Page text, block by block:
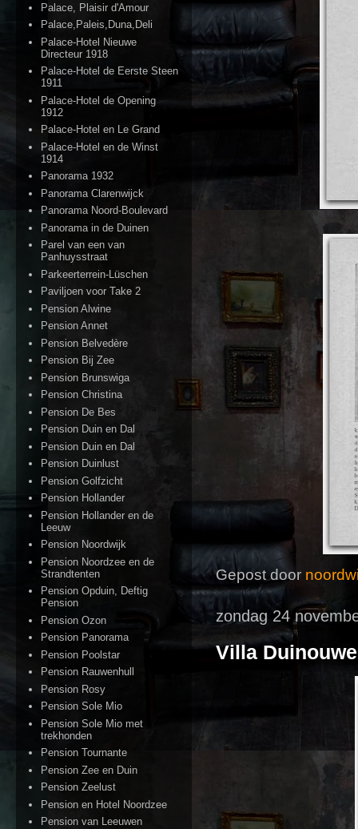
Gepost door
zondag 24
Villa
Palace, Plaisir d'Amour
Palace,Paleis,Duna,Deli
Palace-Hotel Nieuwe
Directeur 1918
Palace-Hotel de Eerste Steen
1911
Palace-Hotel de Opening
1912
Palace-Hotel en Le Grand
Palace-Hotel en de Winst
1914
Panorama 1932
Panorama Clarenwijck
Panorama Noord-Boulevard
Panorama in de Duinen
Parel van een van
Panhuysstraat
Parkeerterrein-Lüschen
Paviljoen voor Take 2
Pension Alwine
Pension Annet
Pension Belvedère
Pension Bij Zee
Pension Brunswiga
Pension Christina
Pension De Bes
Pension Duin en Dal
Pension Duin en Dal
Pension Duinlust
Pension Golfzicht
Pension Hollander
Pension Hollander en de
Leeuw
Pension Noordwijk
Pension Noordzee en de
Strandtenten
Pension Opduin, Deftig
Pension
Pension Ozon
Pension Panorama
Pension Poolstar
Pension Rauwenhull
Pension Rosy
Pension Sole Mio
Pension Sole Mio met
trekhonden
Pension Tournante
Pension Zee en Duin
Pension Zeelust
Pension en Hotel Noordzee
Pension van Leeuwen